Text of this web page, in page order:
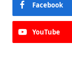
Facebook
YouTube